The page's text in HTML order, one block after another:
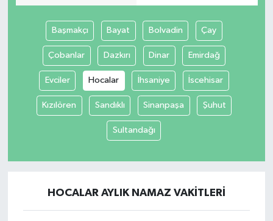
Başmakçı Bayat Bolvadin Çay
Çobanlar Dazkırı Dinar Emirdağ
Evciler Hocalar İhsaniye İscehisar
Kızılören Sandıklı Sinanpaşa Şuhut
Sultandağı
HOCALAR AYLIK NAMAZ VAKITLERI